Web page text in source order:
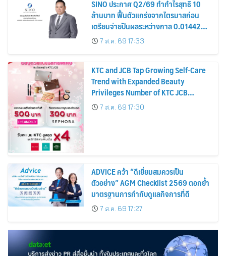
SINO ประกาศ Q2/69 ทำกำไรสุทธิ 10
ล้านบาท ฟื้นตัวแกร่งจากไตรมาสก่อน
เตรียมจ่ายปันผลระหว่างกาล 0.014423
บาทต่อหุ้น ครึ่งปีหลังมุ่งเติบโตต่อเนื่อง
7 ส.ค. 69 17:33
KTC and JCB Tap Growing Self-Care
Trend with Expanded Beauty
Privileges Number of KTC JCB
Cardmembers Spending on
Cosmetics Rises 26%
7 ส.ค. 69 17:30
ADVICE คว้า “ดีเยี่ยมสมควรเป็น
ตัวอย่าง” AGM Checklist 2569 ตอกย้ำ
มาตรฐานการกำกับดูแลกิจการที่ดี
7 ส.ค. 69 17:27